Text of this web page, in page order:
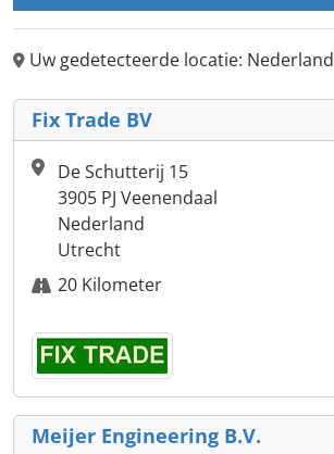
Uw gedetecteerde locatie: Nederland
Fix Trade BV
De Schutterij 15
3905 PJ Veenendaal
Nederland
Utrecht
20 Kilometer
Meijer Engineering B.V.